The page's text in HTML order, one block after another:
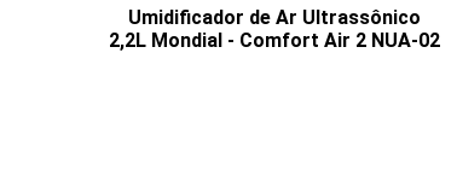
Umidificador de Ar Ultrassônico
2,2L Mondial - Comfort Air 2 NUA-02